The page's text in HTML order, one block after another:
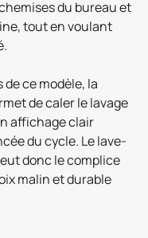
du bureau et
tout en voulant
ce modèle, la
de caler le lavage
affichage clair
du cycle. Le lave-
donc le complice
malin et durable